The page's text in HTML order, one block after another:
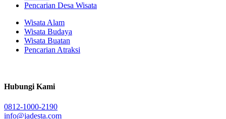
Pencarian Desa Wisata
Wisata Alam
Wisata Budaya
Wisata Buatan
Pencarian Atraksi
Hubungi Kami
0812-1000-2190
info@jadesta.com